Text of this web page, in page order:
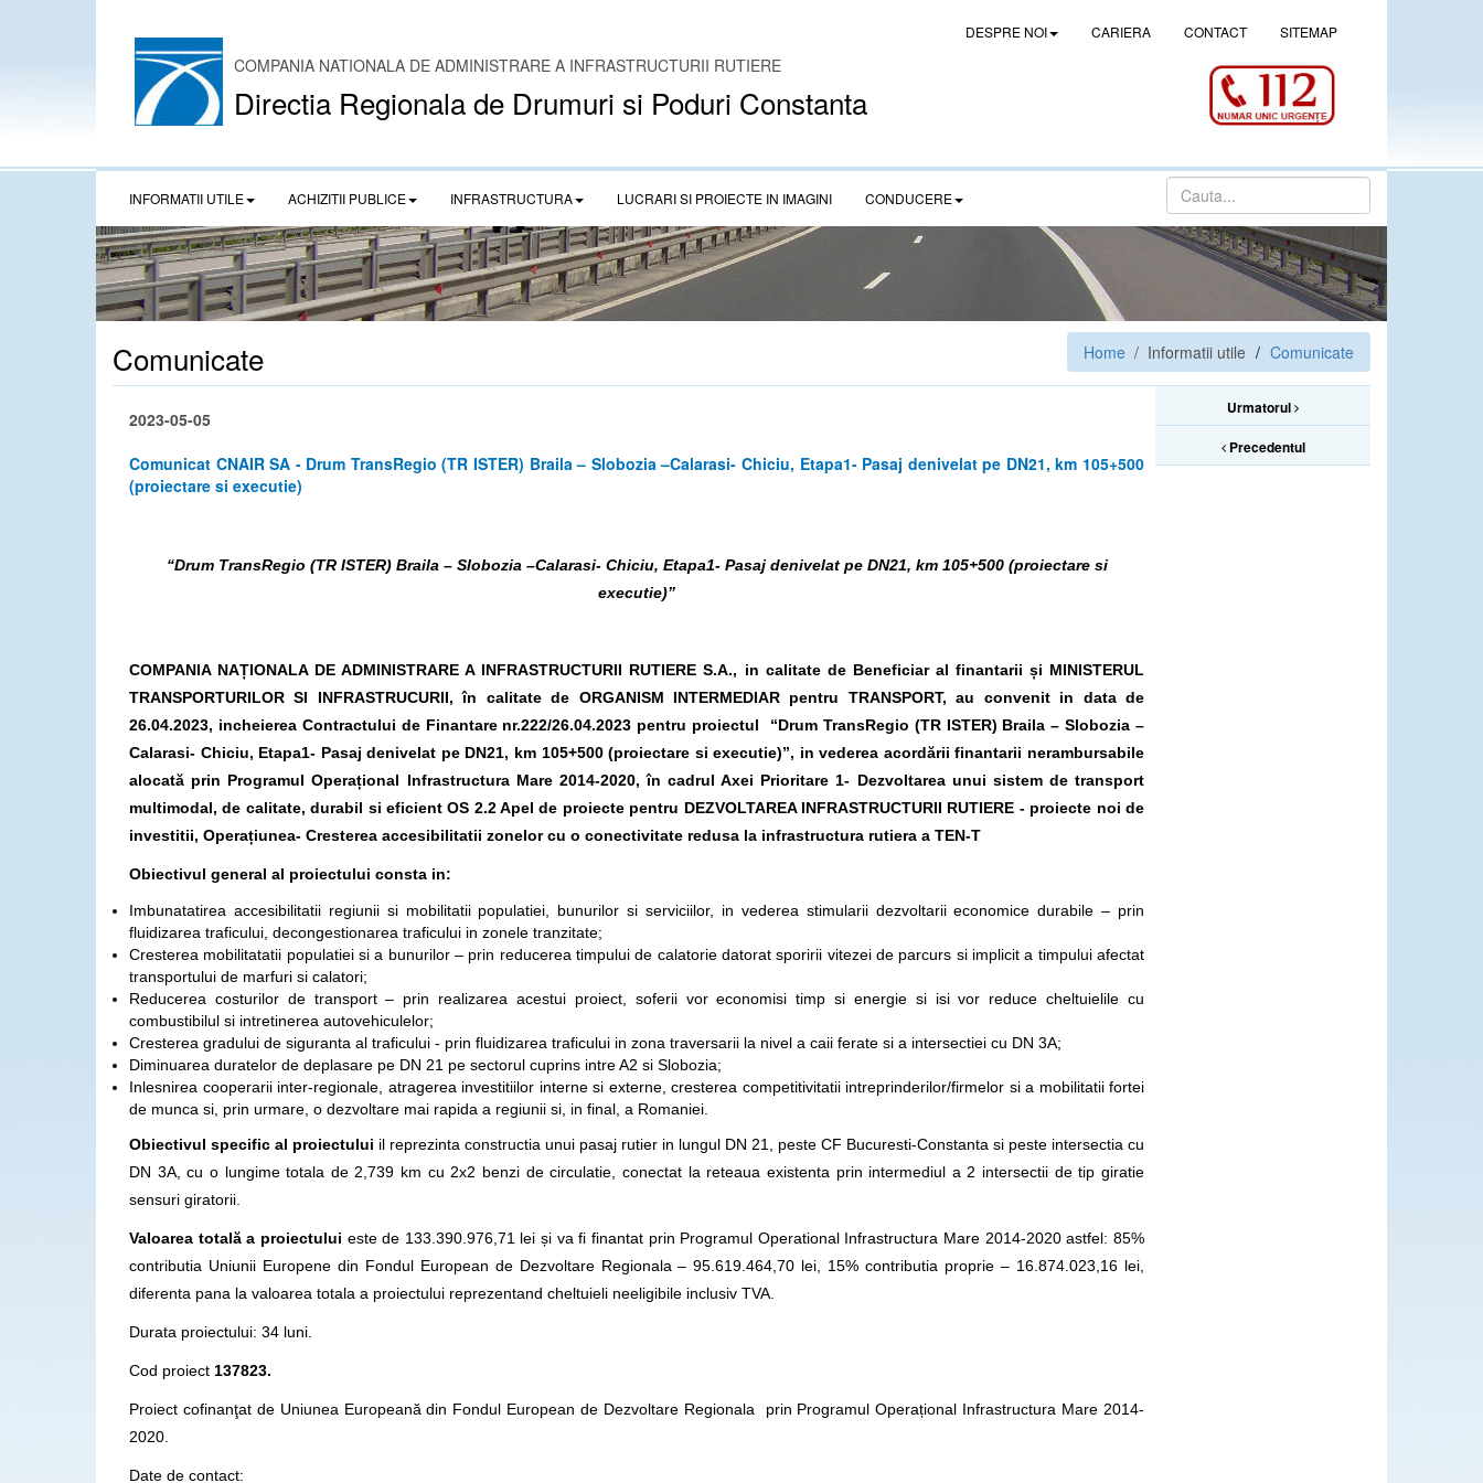
DESPRE NOI CARIERA CONTACT SITEMAP
COMPANIA NATIONALA DE ADMINISTRARE A INFRASTRUCTURII RUTIERE
Directia Regionala de Drumuri si Poduri Constanta
INFORMATII UTILE ACHIZITII PUBLICE INFRASTRUCTURA LUCRARI SI PROIECTE IN IMAGINI CONDUCERE
Comunicate Home / Informatii utile Comunicate
Urmatorul
Precedentul
2023-05-05
Comunicat CNAIR SA - Drum TransRegio (TR ISTER) Braila – Slobozia –Calarasi- Chiciu, Etapa1- Pasaj denivelat pe DN21, km 105+500
(proiectare si executie)
“Drum TransRegio (TR ISTER) Braila – Slobozia –Calarasi- Chiciu, Etapa1- Pasaj denivelat pe DN21, km 105+500 (proiectare si
executie)”
COMPANIA NAȚIONALA DE ADMINISTRARE A INFRASTRUCTURII RUTIERE S.A., in calitate de Beneficiar al finantarii și MINISTERUL
TRANSPORTURILOR SI INFRASTRUCURII, în calitate de ORGANISM INTERMEDIAR pentru TRANSPORT, au convenit in data de
26.04.2023, incheierea Contractului de Finantare nr.222/26.04.2023 pentru proiectul “Drum TransRegio (TR ISTER) Braila – Slobozia –
Calarasi- Chiciu, Etapa1- Pasaj denivelat pe DN21, km 105+500 (proiectare si executie)”, in vederea acordării finantarii nerambursabile
alocată prin Programul Operațional Infrastructura Mare 2014-2020, în cadrul Axei Prioritare 1- Dezvoltarea unui sistem de transport
multimodal, de calitate, durabil si eficient OS 2.2 Apel de proiecte pentru DEZVOLTAREA INFRASTRUCTURII RUTIERE - proiecte noi de
investitii, Operațiunea- Cresterea accesibilitatii zonelor cu o conectivitate redusa la infrastructura rutiera a TEN-T
Obiectivul general al proiectului consta in:
Imbunatatirea accesibilitatii regiunii si mobilitatii populatiei, bunurilor si serviciilor, in vederea stimularii dezvoltarii economice durabile – prin
fluidizarea traficului, decongestionarea traficului in zonele tranzitate;
Cresterea mobilitatatii populatiei si a bunurilor – prin reducerea timpului de calatorie datorat sporirii vitezei de parcurs si implicit a timpului afectat
transportului de marfuri si calatori;
Reducerea costurilor de transport – prin realizarea acestui proiect, soferii vor economisi timp si energie si isi vor reduce cheltuielile cu
combustibilul si intretinerea autovehiculelor;
Cresterea gradului de siguranta al traficului - prin fluidizarea traficului in zona traversarii la nivel a caii ferate si a intersectiei cu DN 3A;
Diminuarea duratelor de deplasare pe DN 21 pe sectorul cuprins intre A2 si Slobozia;
Inlesnirea cooperarii inter-regionale, atragerea investitiilor interne si externe, cresterea competitivitatii intreprinderilor/firmelor si a mobilitatii fortei
de munca si, prin urmare, o dezvoltare mai rapida a regiunii si, in final, a Romaniei.
Obiectivul specific al proiectului il reprezinta constructia unui pasaj rutier in lungul DN 21, peste CF Bucuresti-Constanta si peste intersectia cu
DN 3A, cu o lungime totala de 2,739 km cu 2x2 benzi de circulatie, conectat la reteaua existenta prin intermediul a 2 intersectii de tip giratie
sensuri giratorii.
Valoarea totală a proiectului este de 133.390.976,71 lei și va fi finantat prin Programul Operational Infrastructura Mare 2014-2020 astfel: 85%
contributia Uniunii Europene din Fondul European de Dezvoltare Regionala – 95.619.464,70 lei, 15% contributia proprie – 16.874.023,16 lei,
diferenta pana la valoarea totala a proiectului reprezentand cheltuieli neeligibile inclusiv TVA.
Durata proiectului: 34 luni.
Cod proiect 137823.
Proiect cofinanţat de Uniunea Europeană din Fondul European de Dezvoltare Regionala prin Programul Operațional Infrastructura Mare 2014-
2020.
Date de contact: